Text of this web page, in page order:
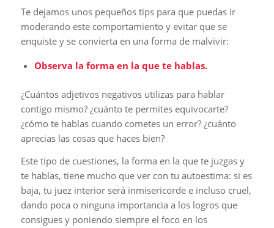
Te dejamos unos pequeños tips para que puedas ir
moderando este comportamiento y evitar que se
enquiste y se convierta en una forma de malvivir:
Observa la forma en la que te hablas.
¿Cuántos adjetivos negativos utilizas para hablar
contigo mismo? ¿cuánto te permites equivocarte?
¿cómo te hablas cuando cometes un error? ¿cuánto
aprecias las cosas que haces bien?
Este tipo de cuestiones, la forma en la que te juzgas y
te hablas, tiene mucho que ver con tu autoestima: si es
baja, tu juez interior será inmisericorde e incluso cruel,
dando poca o ninguna importancia a los logros que
consigues y poniendo siempre el foco en los